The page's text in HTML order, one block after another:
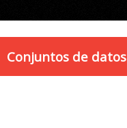
Conjuntos de datos